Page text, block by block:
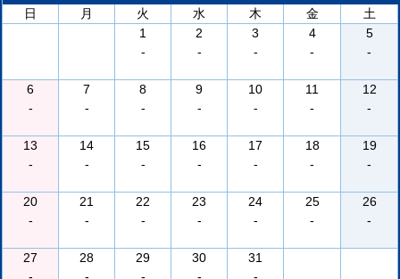
日
月 火 水 木 金
土
1
-
2
-
3
-
4
-
5
-
6
-
7
-
8
-
9
-
10
-
11
-
12
-
13
-
14
-
15
-
16
-
17
-
18
-
19
-
20
-
21
-
22
-
23
-
24
-
25
-
26
-
27
28
29
30
31